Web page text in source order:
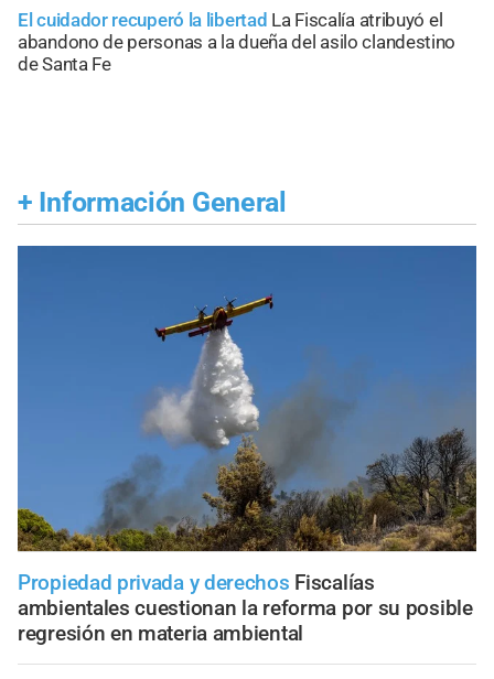
El cuidador recuperó la libertad La Fiscalía atribuyó el
abandono de personas a la dueña del asilo clandestino
de Santa Fe
+ Información General
Propiedad privada y derechos Fiscalías
ambientales cuestionan la reforma por su posible
regresión en materia ambiental